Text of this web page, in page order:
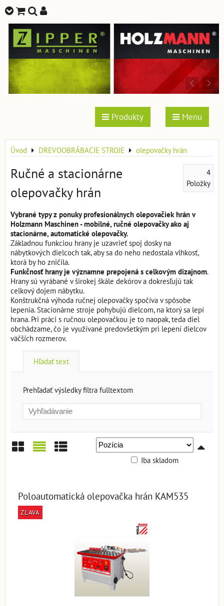
Produkty Menu
Úvod DREVOOBRÁBACIE STROJE olepovačky hrán
Ručné a stacionárne
olepovačky hrán
4
Položky
Vybrané typy z ponuky profesionálnych olepovačiek hrán v
Holzmann Maschinen - mobilné, ručné olepovačky ako aj
stacionárne, automatické olepovačky.
Základnou funkciou hrany je uzavrieť spoj dosky na
nábytkových dielcoch tak, aby sa do neho nedostala vlhkosť,
ktorá by ho zničila.
Funkčnosť hrany je významne prepojená s celkovým dizajnom.
Hrany sú vyrábané v širokej škále dekórov a dokresľujú tak
celkový dojem nábytku.
Konštrukčná výhoda ručnej olepovačky spočíva v spôsobe
lepenia. Stacionárne stroje pohybujú dielcom, na ktorý sa lepí
hrana. Pri práci s ručnou olepovačkou je to naopak, teda diel
obchádzame, čo je využívané predovšetkým pri lepení dielcov
väčších rozmerov.
Hľadať text
Prehľadať výsledky filtra fulltextom
Iba skladom
Poloautomatická olepovačka hrán KAM535
ZĽAVA